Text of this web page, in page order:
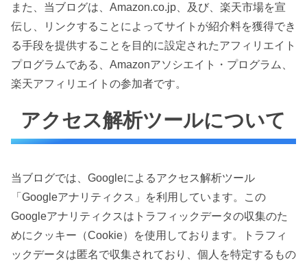
また、当ブログは、Amazon.co.jp、及び、楽天市場を宣
伝し、リンクすることによってサイトが紹介料を獲得でき
る手段を提供することを目的に設定されたアフィリエイト
プログラムである、Amazonアソシエイト・プログラム、
楽天アフィリエイトの参加者です。
アクセス解析ツールについて
当ブログでは、Googleによるアクセス解析ツール
「Googleアナリティクス」を利用しています。この
Googleアナリティクスはトラフィックデータの収集のた
めにクッキー（Cookie）を使用しております。トラフィ
ックデータは匿名で収集されており、個人を特定するもの